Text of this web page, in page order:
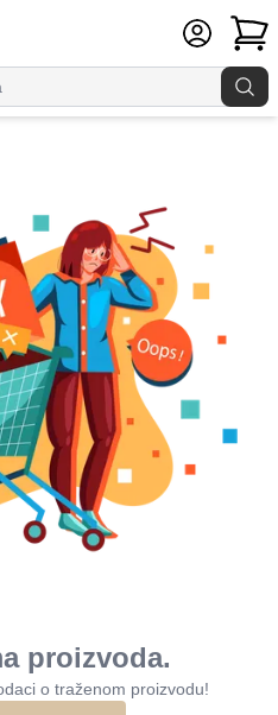
proizvoda.
o traženom proizvodu!